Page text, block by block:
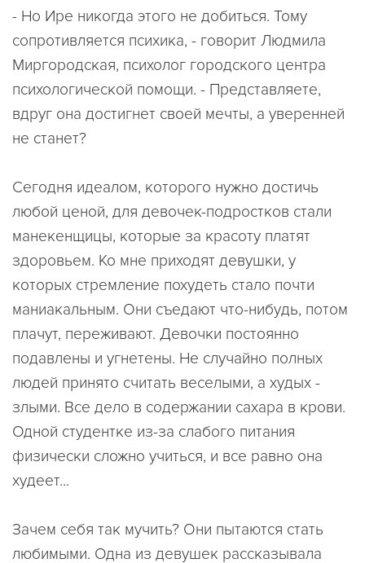
- Но Ире никогда этого не добиться. Тому
сопротивляется психика, - говорит Людмила
Миргородская, психолог городского центра
психологической помощи. - Представляете,
вдруг она достигнет своей мечты, а уверенней
не станет?
Сегодня идеалом, которого нужно достичь
любой ценой, для девочек-подростков стали
манекенщицы, которые за красоту платят
здоровьем. Ко мне приходят девушки, у
которых стремление похудеть стало почти
маниакальным. Они съедают что-нибудь, потом
плачут, переживают. Девочки постоянно
подавлены и угнетены. Не случайно полных
людей принято считать веселыми, а худых -
злыми. Все дело в содержании сахара в крови.
Одной студентке из-за слабого питания
физически сложно учиться, и все равно она
худеет...
Зачем себя так мучить? Они пытаются стать
любимыми. Одна из девушек рассказывала